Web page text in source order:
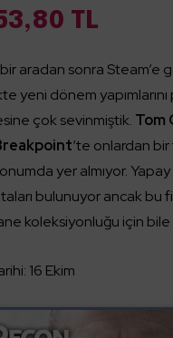
TL
aradan sonra Steam’e
yeni dönem
çok sevinmiştik. Tom
‘te onlardan bir
yer almıyor.
bulunuyor ancak bu
koleksiyonluğu için bile
16 Ekim